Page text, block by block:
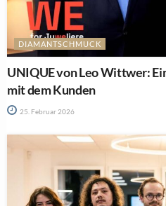
DIAMANTSCHMUCK
UNIQUE von Leo Wittwer:
mit dem Kunden
25. Februar 2026